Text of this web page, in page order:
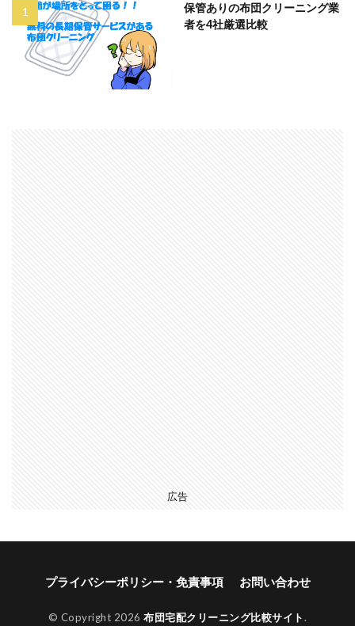
保管ありの布団クリーニング業
者を4社厳選比較
広告
プライバシーポリシー・免責事項 お問い合わせ
© Copyright 2026布団宅配クリーニング比較サイト.